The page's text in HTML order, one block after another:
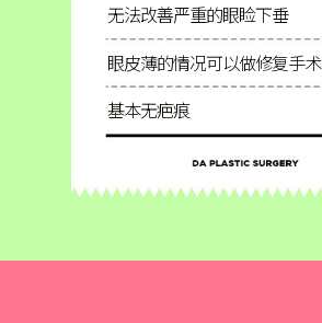
无法改善严重的眼睑下垂
眼皮薄的情况可以做修复手术
基本无疤痕